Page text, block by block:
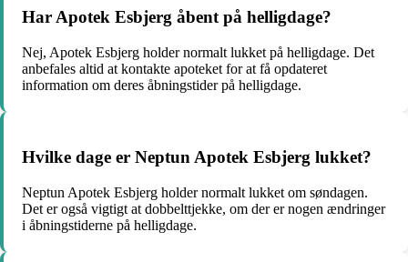
Har Apotek Esbjerg åbent på helligdage?
Nej, Apotek Esbjerg holder normalt lukket på helligdage. Det
anbefales altid at kontakte apoteket for at få opdateret
information om deres åbningstider på helligdage.
Hvilke dage er Neptun Apotek Esbjerg lukket?
Neptun Apotek Esbjerg holder normalt lukket om søndagen.
Det er også vigtigt at dobbelttjekke, om der er nogen ændringer
i åbningstiderne på helligdage.